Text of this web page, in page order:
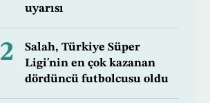
uyarısı
2
Salah, Türkiye Süper
Ligi'nin en çok kazanan
dördüncü futbolcusu oldu